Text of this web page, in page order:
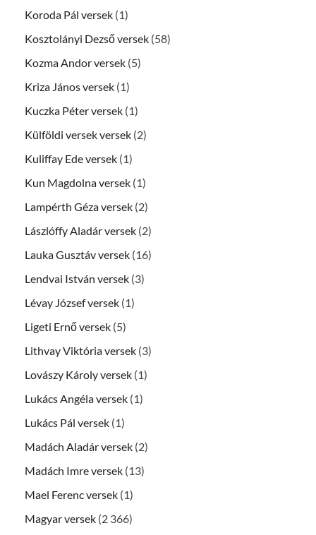
Koroda Pál versek (1)
Kosztolányi Dezső versek (58)
Kozma Andor versek (5)
Kriza János versek (1)
Kuczka Péter versek (1)
Külföldi versek versek (2)
Kuliffay Ede versek (1)
Kun Magdolna versek (1)
Lampérth Géza versek (2)
Lászlóffy Aladár versek (2)
Lauka Gusztáv versek (16)
Lendvai István versek (3)
Lévay József versek (1)
Ligeti Ernő versek (5)
Lithvay Viktória versek (3)
Lovászy Károly versek (1)
Lukács Angéla versek (1)
Lukács Pál versek (1)
Madách Aladár versek (2)
Madách Imre versek (13)
Mael Ferenc versek (1)
Magyar versek (2 366)